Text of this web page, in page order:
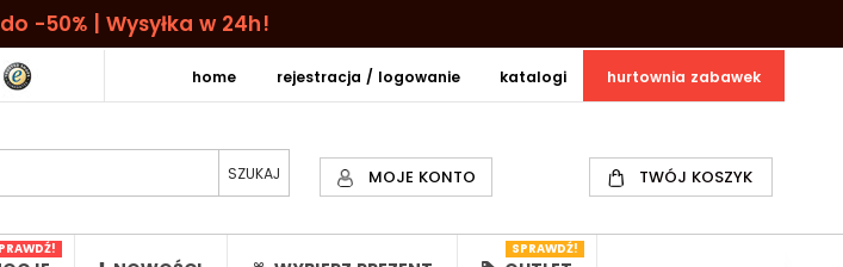
do -50% | Wysyłka w 24h!
hurtownia zabawek
katalogi
rejestracja / logowanie
home
MOJE KONTO TWÓJ KOSZYK
SPRAWDŹ!